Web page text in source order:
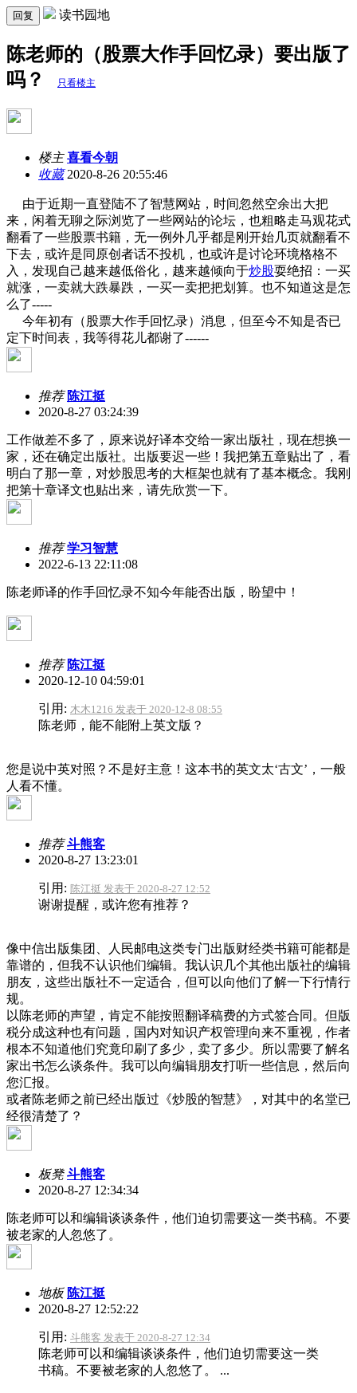
回复 读书园地
陈老师的（股票大作手回忆录）要出版了
吗？
只看楼主
楼主 喜看今朝
收藏2020-8-26 20:55:46
由于近期一直登陆不了智慧网站，时间忽然空余出大把
来，闲着无聊之际浏览了一些网站的论坛，也粗略走马观花式
翻看了一些股票书籍，无一例外几乎都是刚开始几页就翻看不
下去，或许是同原创者话不投机，也或许是讨论环境格格不
入，发现自己越来越低俗化，越来越倾向于炒股耍绝招：一买
就涨，一卖就大跌暴跌，一买一卖把把划算。也不知道这是怎
么了-----
今年初有（股票大作手回忆录）消息，但至今不知是否已
定下时间表，我等得花儿都谢了------
推荐陈江挺
2020-8-27 03:24:39
工作做差不多了，原来说好译本交给一家出版社，现在想换一
家，还在确定出版社。出版要迟一些！我把第五章贴出了，看
明白了那一章，对炒股思考的大框架也就有了基本概念。我刚
把第十章译文也贴出来，请先欣赏一下。
推荐学习智慧
2022-6-13 22:11:08
陈老师译的作手回忆录不知今年能否出版，盼望中！
推荐陈江挺
2020-12-10 04:59:01
引用: 木木1216 发表于 2020-12-8 08:55
陈老师，能不能附上英文版？
您是说中英对照？不是好主意！这本书的英文太‘古文’，一般
人看不懂。
推荐斗熊客
2020-8-27 13:23:01
引用: 陈江挺 发表于 2020-8-27 12:52
谢谢提醒，或许您有推荐？
像中信出版集团、人民邮电这类专门出版财经类书籍可能都是
靠谱的，但我不认识他们编辑。我认识几个其他出版社的编辑
朋友，这些出版社不一定适合，但可以向他们了解一下行情行
规。
以陈老师的声望，肯定不能按照翻译稿费的方式签合同。但版
税分成这种也有问题，国内对知识产权管理向来不重视，作者
根本不知道他们究竟印刷了多少，卖了多少。所以需要了解名
家出书怎么谈条件。我可以向编辑朋友打听一些信息，然后向
您汇报。
或者陈老师之前已经出版过《炒股的智慧》，对其中的名堂已
经很清楚了？
板凳 斗熊客
2020-8-27 12:34:34
陈老师可以和编辑谈谈条件，他们迫切需要这一类书稿。不要
被老家的人忽悠了。
地板 陈江挺
2020-8-27 12:52:22
引用: 斗熊客 发表于 2020-8-27 12:34
陈老师可以和编辑谈谈条件，他们迫切需要这一类
书稿。不要被老家的人忽悠了。 ...